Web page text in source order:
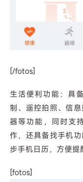
[/fotos]
生活便利功能：具
制、遥控拍照、信
器等功能，同时支
作，还具备找手机
步手机日历，方便提
[fotos]